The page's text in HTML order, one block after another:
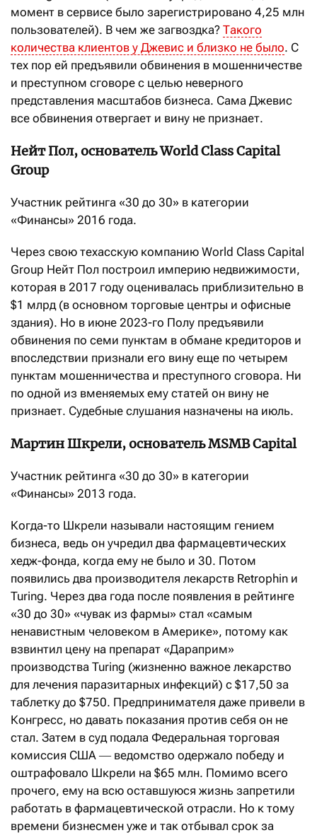
момент в сервисе было зарегистрировано 4,25 млн
пользователей). В чем же загвоздка? Такого
количества клиентов у Джевис и близко не было. С
тех пор ей предъявили обвинения в мошенничестве
и преступном сговоре с целью неверного
представления масштабов бизнеса. Сама Джевис
все обвинения отвергает и вину не признает.
Нейт Пол, основатель World Class Capital
Group
Участник рейтинга «30 до 30» в категории
«Финансы» 2016 года.
Через свою техасскую компанию World Class Capital
Group Нейт Пол построил империю недвижимости,
которая в 2017 году оценивалась приблизительно в
$1 млрд (в основном торговые центры и офисные
здания). Но в июне 2023-го Полу предъявили
обвинения по семи пунктам в обмане кредиторов и
впоследствии признали его вину еще по четырем
пунктам мошенничества и преступного сговора. Ни
по одной из вменяемых ему статей он вину не
признает. Судебные слушания назначены на июль.
Мартин Шкрели, основатель MSMB Capital
Участник рейтинга «30 до 30» в категории
«Финансы» 2013 года.
Когда-то Шкрели называли настоящим гением
бизнеса, ведь он учредил два фармацевтических
хедж-фонда, когда ему не было и 30. Потом
появились два производителя лекарств Retrophin и
Turing. Через два года после появления в рейтинге
«30 до 30» «чувак из фармы» стал «самым
ненавистным человеком в Америке», потому как
взвинтил цену на препарат «Дараприм»
производства Turing (жизненно важное лекарство
для лечения паразитарных инфекций) с $17,50 за
таблетку до $750. Предпринимателя даже привели в
Конгресс, но давать показания против себя он не
стал. Затем в суд подала Федеральная торговая
комиссия США ― ведомство одержало победу и
оштрафовало Шкрели на $65 млн. Помимо всего
прочего, ему на всю оставшуюся жизнь запретили
работать в фармацевтической отрасли. Но к тому
времени бизнесмен уже и так отбывал срок за